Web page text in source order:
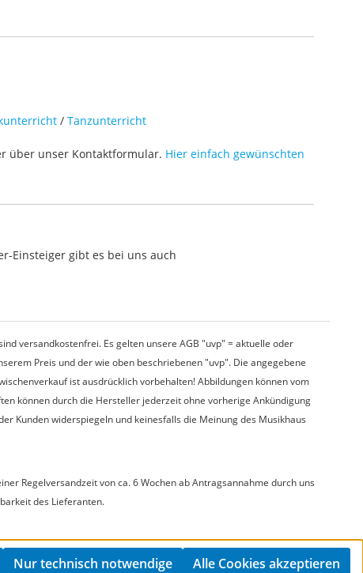
/ Tanzunterricht
über unser Kontaktformular. Hier einfach gewünschten
Einsteiger gibt es bei uns auch
versandkostenfrei. Es gelten unsere AGB "uvp" = aktuelle oder
Preis und der wie oben beschriebenen "uvp". Die angegebene
ist ausdrücklich vorbehalten! Abbildungen können vom
können durch die Hersteller jederzeit ohne vorherige Ankündigung
Kunden widerspiegeln und keinesfalls die Meinung des Musikhaus
Regelversandzeit von ca. 6 Wochen ab Antragsannahme durch uns
des Lieferanten.
Nur technisch notwendige Alle Cookies akzeptieren